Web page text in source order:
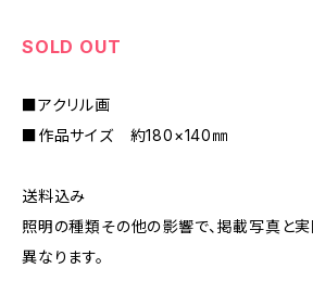
SOLD OUT
■アクリル画
■作品サイズ 約180×140㎜
送料込み
照明の種類その他の影響で、掲載写真と
異なります。